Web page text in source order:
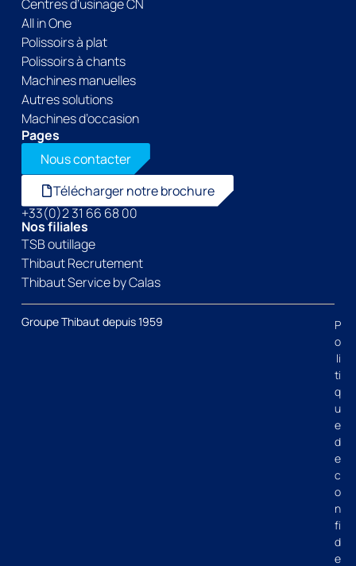
Centres d’usinage CN
All in One
Polissoirs à plat
Polissoirs à chants
Machines manuelles
Autres solutions
Machines d’occasion
Pages
Nous contacter
Télécharger notre brochure
+33(0)2 31 66 68 00
Nos filiales
TSB outillage
Thibaut Recrutement
Thibaut Service by Calas
Groupe Thibaut depuis 1959
P
o
li
ti
q
u
e
d
e
c
o
n
fi
d
e